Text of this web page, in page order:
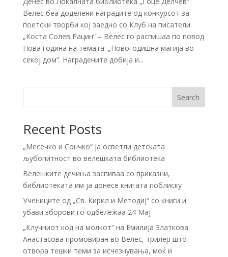
Велес беа доделени наградите од конкурсот за
поетски творби кој заедно со Клуб на писатели
„Коста Солев Рацин“ – Велес го распишаа по повод
Нова година на темaтa: „Новогодишна магија во
секој дом”. Наградените добија и...
Search
Recent Posts
„Месечко и Сончко“ ја осветли детската
љубопитност во велешката библиотека
Велешките дечиња заспиваа со приказни,
библиотеката им ја донесе книгата поблиску
Учениците од „Св. Кирил и Методиј“ со книги и
убави зборови го одбележаа 24 Мај
„Клучниот код на молкот“ на Емилија Златкова
Анастасова промовиран во Велес, трилер што
отвора тешки теми за исчезнувања, моќ и